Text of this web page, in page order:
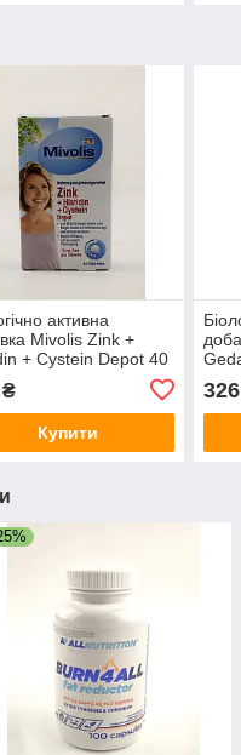
активна
Mivolis Zink +
+ Cystein Depot 40
Купити
326